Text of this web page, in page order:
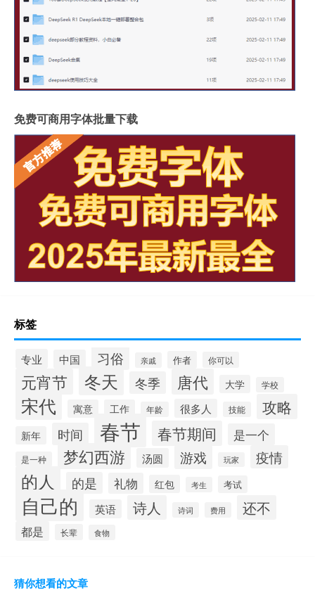
免费可商用字体批量下载
标签
专业 中国 习俗 亲戚 作者 你可以
元宵节 冬天 冬季 唐代 大学 学校
宋代 寓意 工作 年龄 很多人 技能 攻略
新年 时间 春节 春节期间 是一个
是一种 梦幻西游 汤圆 游戏 玩家 疫情
的人 的是 礼物 红包 考生 考试
自己的 英语 诗人 诗词 费用 还不
都是 长辈 食物
猜你想看的文章